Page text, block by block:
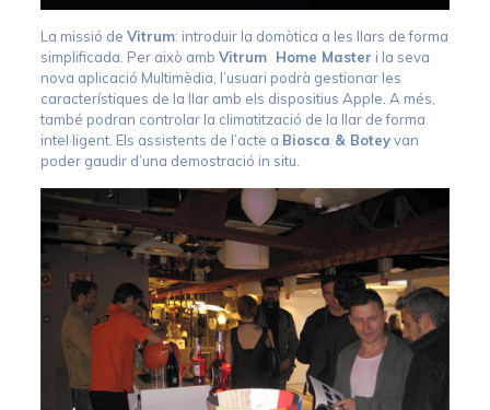
La missió de Vitrum: introduir la domòtica a les llars de forma
simplificada. Per això amb Vitrum Home Master i la seva
nova aplicació Multimèdia, l’usuari podrà gestionar les
característiques de la llar amb els dispositius Apple. A més,
també podran controlar la climatització de la llar de forma
intel·ligent. Els assistents de l’acte a Biosca & Boteyvan
poder gaudir d’una demostració in situ.